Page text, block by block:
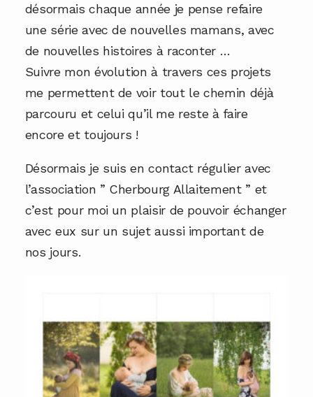
désormais chaque année je pense refaire
une série avec de nouvelles mamans, avec
de nouvelles histoires à raconter …
Suivre mon évolution à travers ces projets
me permettent de voir tout le chemin déjà
parcouru et celui qu’il me reste à faire
encore et toujours !
Désormais je suis en contact régulier avec
l’association ” Cherbourg Allaitement ” et
c’est pour moi un plaisir de pouvoir échanger
avec eux sur un sujet aussi important de
nos jours.